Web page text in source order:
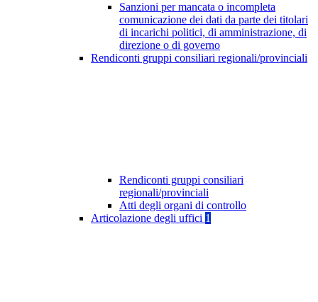
Sanzioni per mancata o incompleta
comunicazione dei dati da parte dei titolari
di incarichi politici, di amministrazione, di
direzione o di governo
Rendiconti gruppi consiliari regionali/provinciali
Rendiconti gruppi consiliari
regionali/provinciali
Atti degli organi di controllo
Articolazione degli uffici 1